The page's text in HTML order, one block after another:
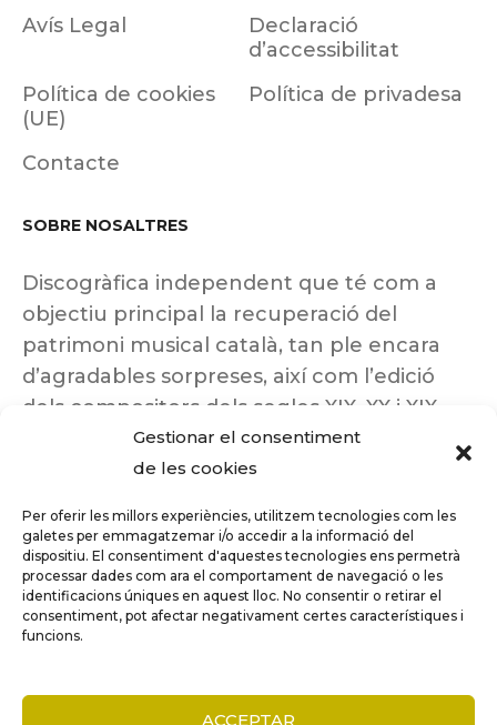
Gestionar el consentiment
de les cookies
Per oferir les millors experiències, utilitzem tecnologies com les
galetes per emmagatzemar i/o accedir a la informació del
dispositiu. El consentiment d'aquestes tecnologies ens permetrà
processar dades com ara el comportament de navegació o les
identificacions úniques en aquest lloc. No consentir o retirar el
consentiment, pot afectar negativament certes característiques i
funcions.
ACCEPTAR
Avís Legal
Declaració
d’accessibilitat
Política de cookies
(UE)
Política de privadesa
Contacte
SOBRE NOSALTRES
Discogràfica independent que té com a
objectiu principal la recuperació del
patrimoni musical català, tan ple encara
d’agradables sorpreses, així com l’edició
dels compositors dels segles XIX, XX i XIX
insuficientment coneguts.
Tots els drets reservats a ©Columna
Música.
COMPARE (0)